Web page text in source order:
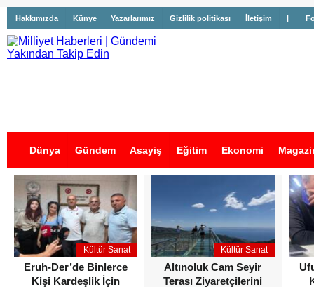
Hakkımızda Künye Yazarlarımız Gizlilik politikası İletişim |
Dünya Gündem Asayiş Eğitim Ekonomi
İş İlanları
Kültür Sanat
Eruh-Der’de Binlerce
Kişi Kardeşlik İçin
Kültür Sanat
Altınoluk Cam Seyir
Terası Ziyaretçilerini